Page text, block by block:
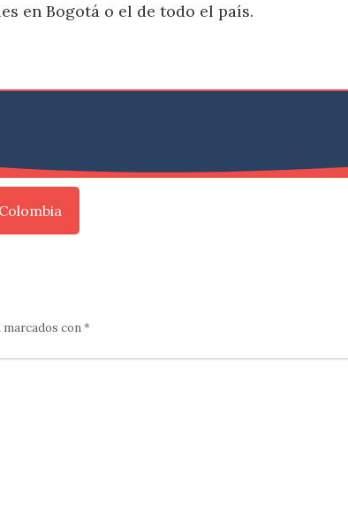
en Bogotá o el de todo el país.
con*